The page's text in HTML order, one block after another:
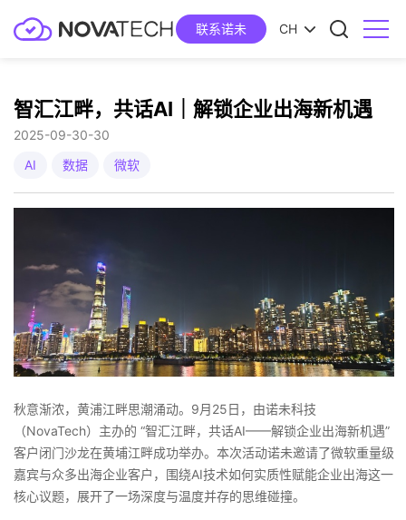
联系诺未 CH
智汇江畔，共话AI｜解锁企业出海新机遇
30
2025-09-30
AI
数据 微软
秋意渐浓，黄浦江畔思潮涌动。9月25日，由诺未科技
（NovaTech）主办的 “智汇江畔，共话AI——解锁企业出海新机遇”
客户闭门沙龙在黄埔江畔成功举办。本次活动诺未邀请了微软重量级
嘉宾与众多出海企业客户，围绕AI技术如何实质性赋能企业出海这一
核心议题，展开了一场深度与温度并存的思维碰撞。